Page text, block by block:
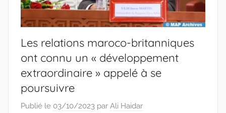
Les relations maroco-britanniques
ont connu un « développement
extraordinaire » appelé à se
poursuivre
Publié le 03/10/2023 par Ali Haidar